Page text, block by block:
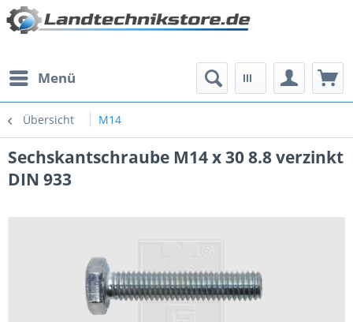
Menü
Übersicht M14
Sechskantschraube M14 x 30 8.8 verzinkt
DIN 933